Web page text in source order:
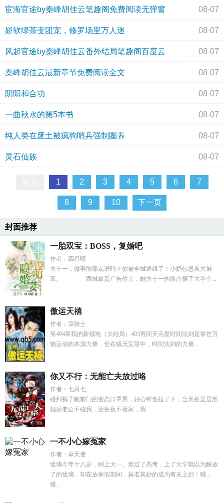
宦海官途by秦峰胡佳云笔趣阁免费阅读无弹窗 08-07
娇软绿茶变团宠，修罗场里万人迷 08-07
风起官途by秦峰胡佳云番外结局笔趣阁百度云 08-07
秦峰胡佳云最新章节免费阅读全文 08-07
阴阳和合功 08-07
一曲秋水的第5本书 08-07
纯人类在废土被疯狗哨兵强制圈养 08-07
灵石仙族 08-07
1 2 3 4 5 6 7
8 9 10 下一页
封面推荐
一胎双宝：BOSS，复婚吧
作者：四月晴
方十一，做事能靠点谱吗？你被全城通缉了！小奶包怒看大屏
幕。 西城最贵广告位上，她方十一的脸占据了大半个...
傲运天禧
作者：箓骑士
第404章我的新领地（大结局）403再回天元星时间法则是掌控万
物运动的本源力量，但在镇元宝塔中，时间法则的力量...
你又不行：无能亡夫放过咯
作者：七月七
碰到裤子敞前门的变态口罩男，好心帮他拉了下，当天夜里居然
婚后老公不碰我，还夜夜不着家，我...
一不小心嫁冤家
作者：聿天使
琉璃今年十八岁，刚上大一。熬过了高考，上了大学就以为解放
了的琉璃，却在放寒假期间，莫名其妙的成为有夫之妇！哦，
错...